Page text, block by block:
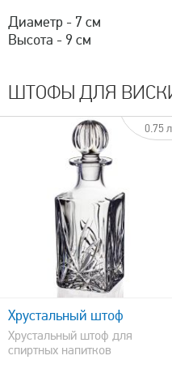
Диаметр - 7 см
Высота - 9 см
ШТОФЫ ДЛЯ
0.75 л
Хрустальный штоф
Хрустальный штоф для
спиртных напитков
быстрый просмотр